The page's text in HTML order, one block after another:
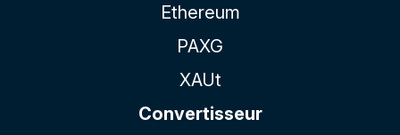
Ethereum
PAXG
XAUt
Convertisseur